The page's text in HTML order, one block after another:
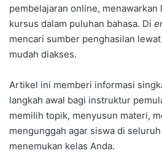
pembelajaran online, menawarkan
kursus dalam puluhan bahasa. Di
mencari sumber penghasilan
mudah diakses.
Artikel ini memberi informasi
langkah awal bagi instruktur
memilih topik, menyusun materi,
mengunggah agar siswa di
menemukan kelas Anda.